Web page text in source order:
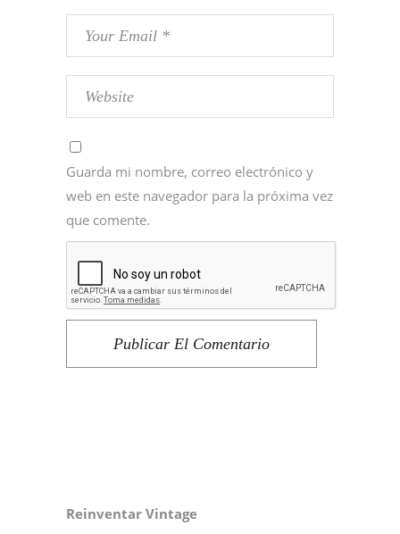
Guarda mi nombre, correo electrónico y
web en este navegador para la próxima vez
que comente.
Publicar El Comentario
Reinventar Vintage